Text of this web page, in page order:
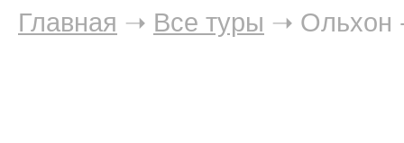
Главная ➝ Все туры ➝